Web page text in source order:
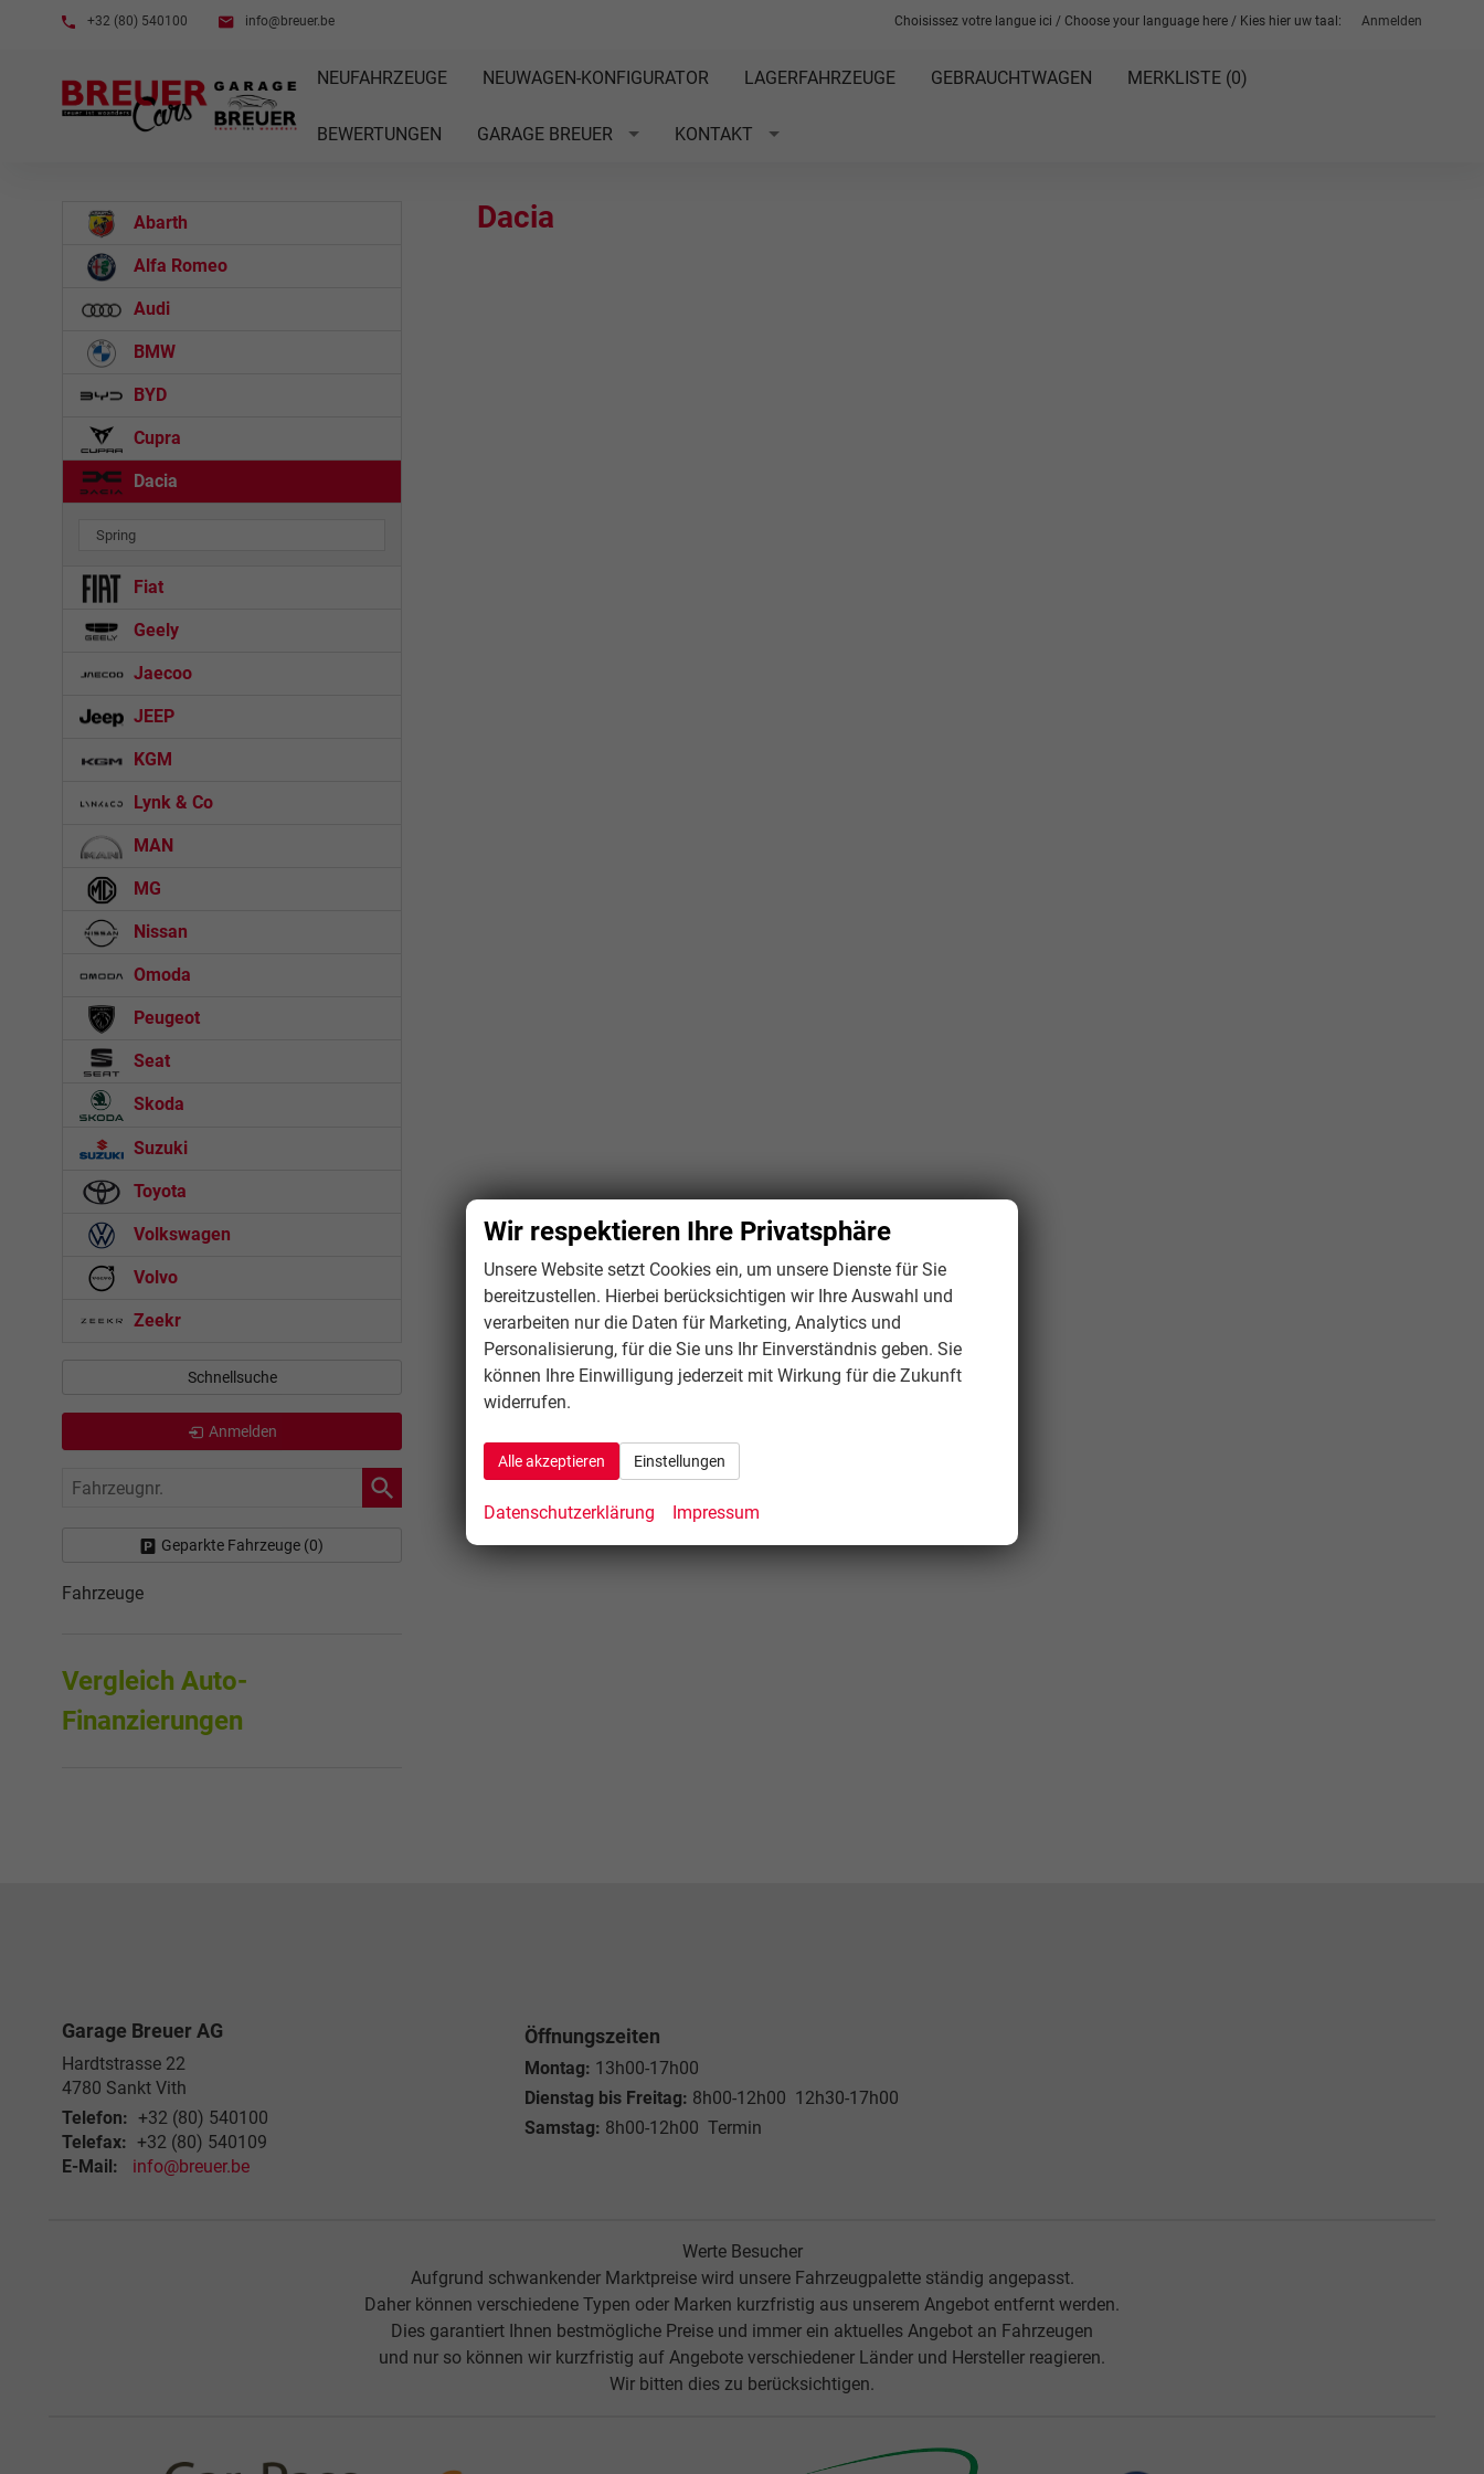
+32 (80) 540100 info@breuer.be Anmelden
Choisissez votre langue ici / Choose your language here / Kies hier uw taal:
NEUFAHRZEUGE NEUWAGEN-KONFIGURATOR LAGERFAHRZEUGE GEBRAUCHTWAGEN MERKLISTE (0)
BEWERTUNGEN GARAGE BREUER KONTAKT
Dacia
Abarth
Alfa Romeo
Audi
BMW
BYD
Cupra
Dacia
Spring
Fiat
Geely
Jaecoo
JEEP
KGM
Lynk & Co
MAN
MG
Nissan
Omoda
Peugeot
Seat
Skoda
Suzuki
Toyota
Volkswagen
Volvo
Zeekr
Schnellsuche
Anmelden
Fahrzeugnr.
Geparkte Fahrzeuge (0)
Fahrzeuge
Vergleich Auto-
Finanzierungen
Garage Breuer AG
Hardtstrasse 22
4780 Sankt Vith
Telefon: +32 (80) 540100
Telefax: +32 (80) 540109
E-Mail:
info@breuer.be
Öffnungszeiten
Montag: 13h00-17h00
Dienstag bis Freitag: 8h00-12h00 12h30-17h00
Samstag: 8h00-12h00 Termin
Werte Besucher
Aufgrund schwankender Marktpreise wird unsere Fahrzeugpalette ständig angepasst.
Daher können verschiedene Typen oder Marken kurzfristig aus unserem Angebot entfernt werden.
Dies garantiert Ihnen bestmögliche Preise und immer ein aktuelles Angebot an Fahrzeugen
und nur so können wir kurzfristig auf Angebote verschiedener Länder und Hersteller reagieren.
Wir bitten dies zu berücksichtigen.
Wir respektieren Ihre Privatsphäre
Unsere Website setzt Cookies ein, um unsere Dienste für Sie
bereitzustellen. Hierbei berücksichtigen wir Ihre Auswahl und
verarbeiten nur die Daten für Marketing, Analytics und
Personalisierung, für die Sie uns Ihr Einverständnis geben. Sie
können Ihre Einwilligung jederzeit mit Wirkung für die Zukunft
widerrufen.
Alle akzeptieren Einstellungen
Datenschutzerklärung Impressum